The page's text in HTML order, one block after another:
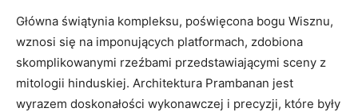
Główna świątynia kompleksu, poświęcona bogu Wisznu,
wznosi się na imponujących platformach, zdobiona
skomplikowanymi rzeźbami przedstawiającymi sceny z
mitologii hinduskiej. Architektura Prambanan jest
wyrazem doskonałości wykonawczej i precyzji, które były